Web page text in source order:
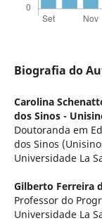
Biografia do
Carolina
dos Sinos -
Doutoranda em
dos Sinos
Universidade La
Gilberto Ferreira
Professor do
Universidade La